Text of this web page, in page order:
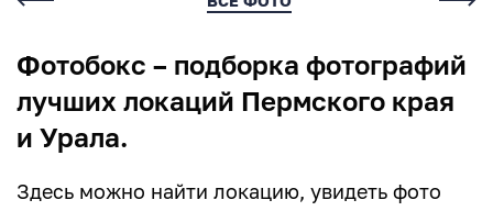
Фотобокс – подборка фотографий
лучших локаций Пермского края
и Урала.
Здесь можно найти локацию, увидеть фото